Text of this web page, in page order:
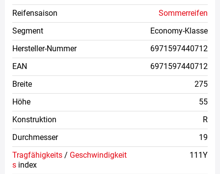
Reifensaison
Sommerreifen
Segment
Economy-Klasse
Hersteller-Nummer
6971597440712
EAN
6971597440712
Breite
275
Höhe
55
Konstruktion
R
Durchmesser
19
Tragfähigkeits / Geschwindigkeit
s index
111Y